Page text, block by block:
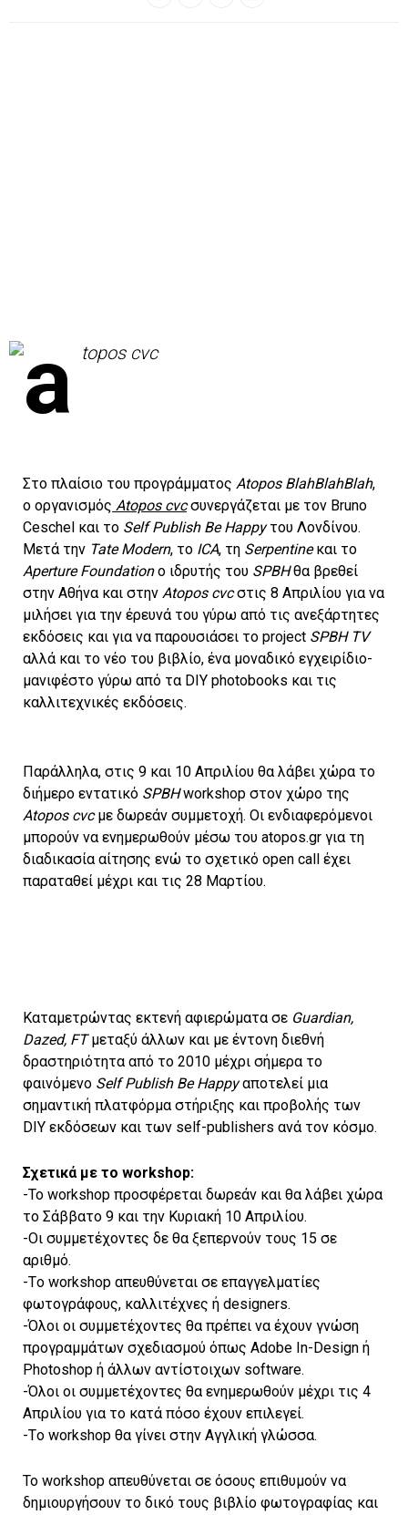
Στο πλαίσιο του προγράμματος Atopos BlahBlahBlah,
ο οργανισμός Atopos cvcσυνεργάζεται με τον Bruno
Ceschel και το Self Publish Be Happyτου Λονδίνου.
Μετά την Tate Modern, το ICA, τη Serpentineκαι το
Aperture Foundationο ιδρυτής του SPBHθα βρεθεί
στην Αθήνα και στην Atopos cvcστις 8 Απριλίου για να
μιλήσει για την έρευνά του γύρω από τις ανεξάρτητες
εκδόσεις και για να παρουσιάσει το project SPBH TV
αλλά και το νέο του βιβλίο, ένα μοναδικό εγχειρίδιο-
μανιφέστο γύρω από τα DIY photobooks και τις
καλλιτεχνικές εκδόσεις.
Παράλληλα, στις 9 και 10 Απριλίου θα λάβει χώρα το
διήμερο εντατικό SPBHworkshop στον χώρο της
Atopos cvcμε δωρεάν συμμετοχή. Οι ενδιαφερόμενοι
μπορούν να ενημερωθούν μέσω του atopos.gr για τη
διαδικασία αίτησης ενώ το σχετικό open call έχει
παραταθεί μέχρι και τις 28 Μαρτίου.
Καταμετρώντας εκτενή αφιερώματα σε Guardian,
Dazed, FTμεταξύ άλλων και με έντονη διεθνή
δραστηριότητα από το 2010 μέχρι σήμερα το
φαινόμενο Self Publish Be Happyαποτελεί μια
σημαντική πλατφόρμα στήριξης και προβολής των
DIY εκδόσεων και των self-publishers ανά τον κόσμο.
Σχετικά με το workshop:
-Το workshop προσφέρεται δωρεάν και θα λάβει χώρα
το Σάββατο 9 και την Κυριακή 10 Απριλίου.
-Οι συμμετέχοντες δε θα ξεπερνούν τους 15 σε
αριθμό.
-Tο workshop απευθύνεται σε επαγγελματίες
φωτογράφους, καλλιτέχνες ή designers.
-Όλοι οι συμμετέχοντες θα πρέπει να έχουν γνώση
προγραμμάτων σχεδιασμού όπως Adobe In-Design ή
Photoshop ή άλλων αντίστοιχων software.
-Όλοι οι συμμετέχοντες θα ενημερωθούν μέχρι τις 4
Απριλίου για το κατά πόσο έχουν επιλεγεί.
-Tο workshop θα γίνει στην Αγγλική γλώσσα.
Το workshop απευθύνεται σε όσους επιθυμούν να
δημιουργήσουν το δικό τους βιβλίο φωτογραφίας και